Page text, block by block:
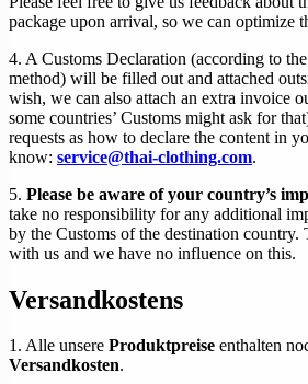
package upon arrival, so we can optimize
4. A Customs Declaration (according to
method) will be filled out and attached
wish, we can also attach an extra invoice
some countries’ Customs might ask for
requests as how to declare the content in
know: service@thai-clothing.com.
5. Please be aware of your country’s
take no responsibility for any additional
by the Customs of the destination country.
with us and we have no influence on this.
Versandkostens
1. Alle unsere Produktpreise enthalten
Versandkosten.